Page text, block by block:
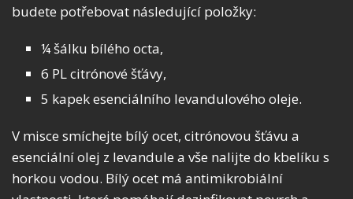
budete potřebovat následující položky:
¼ šálku bílého octa,
6 PL citrónové šťávy,
5 kapek esenciálního levandulového oleje.
V misce smíchejte bílý ocet, citrónovou šťávu a
esenciální olej z levandule a vše nalijte do kbelíku s
horkou vodou. Bílý ocet má antimikrobiální